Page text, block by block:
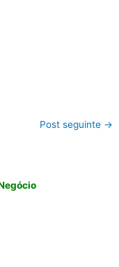
Post seguinte →